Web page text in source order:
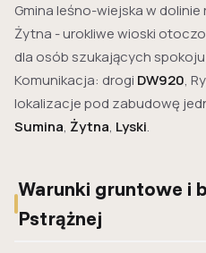
Gmina leśno-wiejska w dolinie
Żytna - urokliwe wioski
dla osób szukających
Komunikacja: drogi DW920,
lokalizacje pod zabudowę
Sumina, Żytna, Lyski.
Warunki gruntowe i
Pstrążnej